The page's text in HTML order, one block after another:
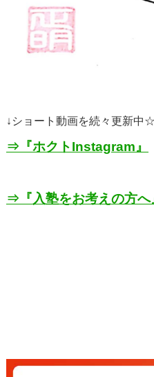
↓ ショート動画を続々更新中☆
⇒『ホクトInstagram』
⇒『入塾をお考えの方へ